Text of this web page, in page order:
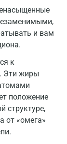
и вам
к
Эти жиры
положение
структуре,
от «омега»